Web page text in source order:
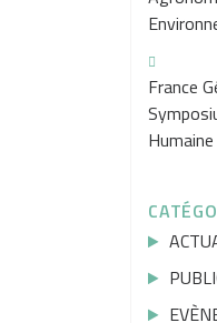
France
Humaine